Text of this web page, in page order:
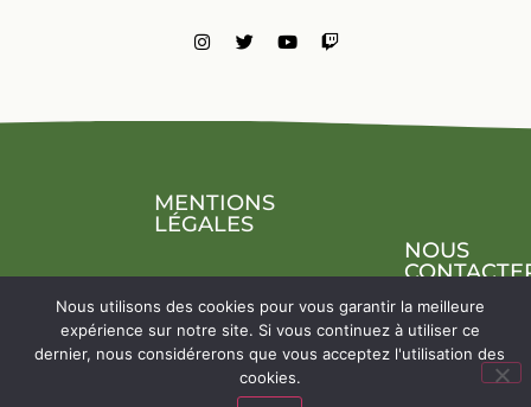
MENTIONS
LÉGALES
NOUS
Nous utilisons des cookies pour vous garantir la meilleure
expérience sur notre site. Si vous continuez à utiliser ce
dernier, nous considérerons que vous acceptez l'utilisation des
cookies.